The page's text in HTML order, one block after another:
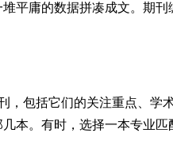
平庸的数据拼凑成文。期
包括它们的关注重点、
本。有时，选择一本专业